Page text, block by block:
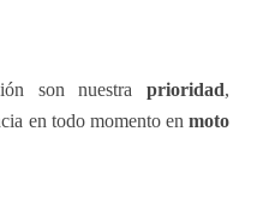
son nuestra prioridad,
en todo momento en moto